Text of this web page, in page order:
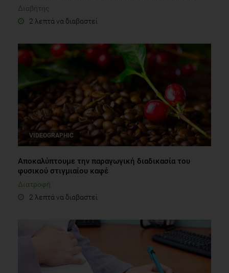
Διαβήτης
2 λεπτά να διαβαστεί
VIDEOGRAPHIC
Αποκαλύπτουμε την παραγωγική διαδικασία του
φυσικού στιγμιαίου καφέ
Διατροφή
2 λεπτά να διαβαστεί